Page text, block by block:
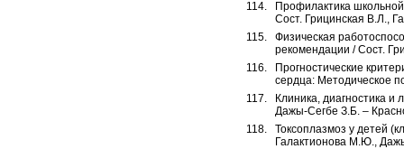
Профилактика
Сост. Грицинская В.Л.,
Физическая
рекомендации / Сост.
Прогностические
сердца: Методическое
Клиника, диагностика
Дажы-Сегбе З.Б. –
Токсоплазмоз у детей
Галактионова М.Ю.,